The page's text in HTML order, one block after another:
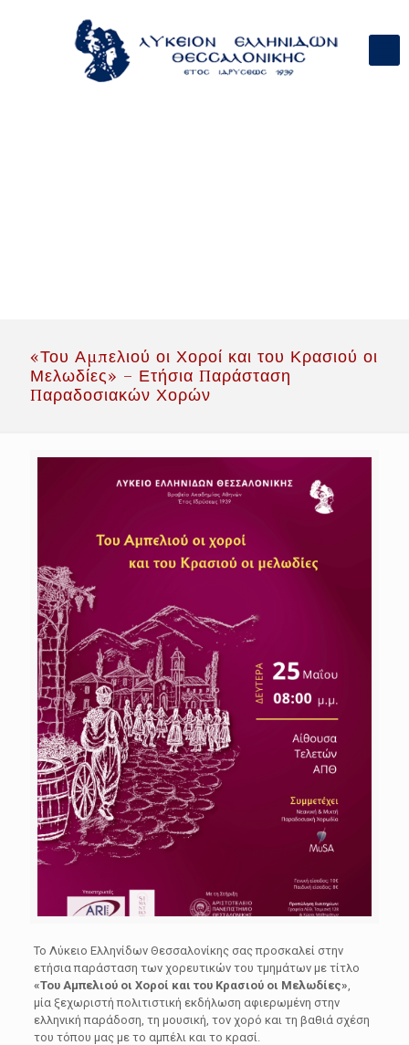
«Του Αμπελιού οι Χοροί και του Κρασιού οι
Μελωδίες» – Ετήσια Παράσταση
Παραδοσιακών Χορών
Το Λύκειο Ελληνίδων Θεσσαλονίκης σας προσκαλεί στην
ετήσια παράσταση των χορευτικών του τμημάτων με τίτλο
«Του Αμπελιού οι Χοροί και του Κρασιού οι Μελωδίες»
μία ξεχωριστή πολιτιστική εκδήλωση αφιερωμένη στην
ελληνική παράδοση, τη μουσική, τον χορό και τη βαθιά σχέση
του τόπου μας με το αμπέλι και το κρασί.